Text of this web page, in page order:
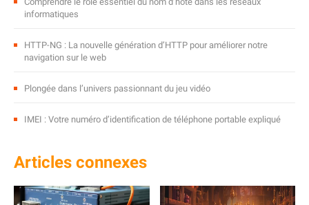
informatiques
HTTP-NG : La nouvelle génération d’HTTP pour améliorer notre
navigation sur le web
Plongée dans l’univers passionnant du jeu vidéo
IMEI : Votre numéro d’identification de téléphone portable expliqué
Articles connexes